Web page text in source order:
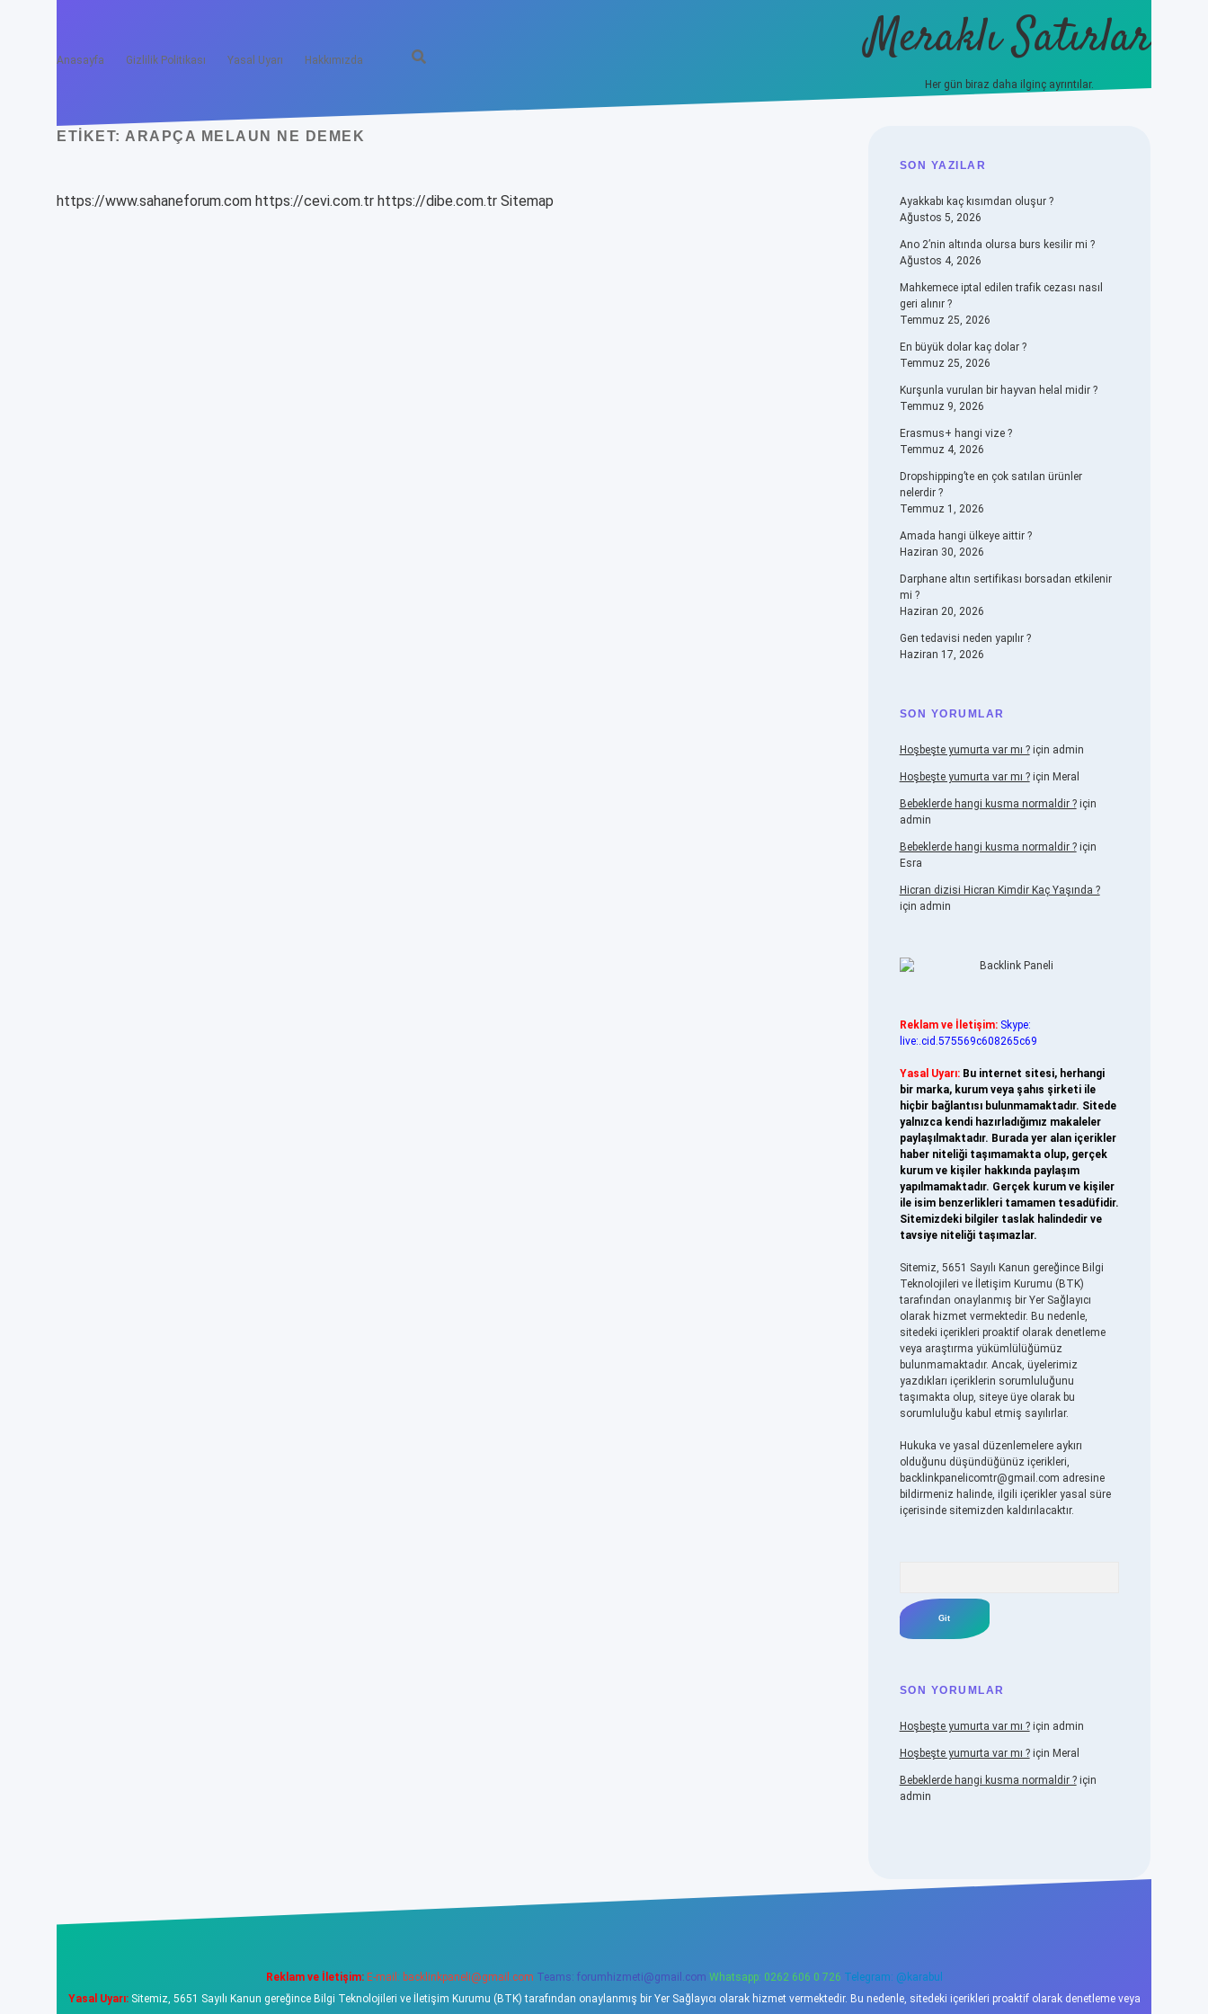
Anasayfa Gizlilik Politikası Yasal Uyarı Hakkımızda Meraklı Satırlar
Her gün biraz daha ilginç ayrıntılar.
ETIKET: ARAPÇA MELAUN NE DEMEK
https://www.sahaneforum.com https://cevi.com.tr https://dibe.com.tr Sitemap
SIDEBAR
SON YAZILAR
Ayakkabı kaç kısımdan oluşur ?
Ağustos 5, 2026
Ano 2’nin altında olursa burs kesilir mi ?
Ağustos 4, 2026
Mahkemece iptal edilen trafik cezası nasıl
geri alınır ?
Temmuz 25, 2026
En büyük dolar kaç dolar ?
Temmuz 25, 2026
Kurşunla vurulan bir hayvan helal midir ?
Temmuz 9, 2026
Erasmus+ hangi vize ?
Temmuz 4, 2026
Dropshipping’te en çok satılan ürünler
nelerdir ?
Temmuz 1, 2026
Amada hangi ülkeye aittir ?
Haziran 30, 2026
Darphane altın sertifikası borsadan etkilenir
mi ?
Haziran 20, 2026
Gen tedavisi neden yapılır ?
Haziran 17, 2026
SON YORUMLAR
Hoşbeşte yumurta var mı ?için admin
Hoşbeşte yumurta var mı ?için Meral
Bebeklerde hangi kusma normaldir ?için
admin
Bebeklerde hangi kusma normaldir ?için
Esra
Hicran dizisi Hicran Kimdir Kaç Yaşında ?
için admin
Reklam ve İletişim: Skype:
live:.cid.575569c608265c69
Yasal Uyarı: Bu internet sitesi, herhangi
bir marka, kurum veya şahıs şirketi ile
hiçbir bağlantısı bulunmamaktadır. Sitede
yalnızca kendi hazırladığımız makaleler
paylaşılmaktadır. Burada yer alan içerikler
haber niteliği taşımamakta olup, gerçek
kurum ve kişiler hakkında paylaşım
yapılmamaktadır. Gerçek kurum ve kişiler
ile isim benzerlikleri tamamen tesadüfidir.
Sitemizdeki bilgiler taslak halindedir ve
tavsiye niteliği taşımazlar.
Sitemiz, 5651 Sayılı Kanun gereğince Bilgi
Teknolojileri ve İletişim Kurumu (BTK)
tarafından onaylanmış bir Yer Sağlayıcı
olarak hizmet vermektedir. Bu nedenle,
sitedeki içerikleri proaktif olarak denetleme
veya araştırma yükümlülüğümüz
bulunmamaktadır. Ancak, üyelerimiz
yazdıkları içeriklerin sorumluluğunu
taşımakta olup, siteye üye olarak bu
sorumluluğu kabul etmiş sayılırlar.
Hukuka ve yasal düzenlemelere aykırı
olduğunu düşündüğünüz içerikleri,
backlinkpanelicomtr@gmail.com adresine
bildirmeniz halinde, ilgili içerikler yasal süre
içerisinde sitemizden kaldırılacaktır.
SON YORUMLAR
Hoşbeşte yumurta var mı ?için admin
Hoşbeşte yumurta var mı ?için Meral
Bebeklerde hangi kusma normaldir ?için
admin
Reklam ve İletişim: E-mail: backlinkpaneli@gmail.com Teams: forumhizmeti@gmail.com Whatsapp: 0262 606 0 726 Telegram: @karabul
Yasal Uyarı:Sitemiz, 5651 Sayılı Kanun gereğince Bilgi Teknolojileri ve İletişim Kurumu (BTK) tarafından onaylanmış bir Yer Sağlayıcı olarak hizmet vermektedir. Bu nedenle, sitedeki içerikleri proaktif olarak denetleme veya